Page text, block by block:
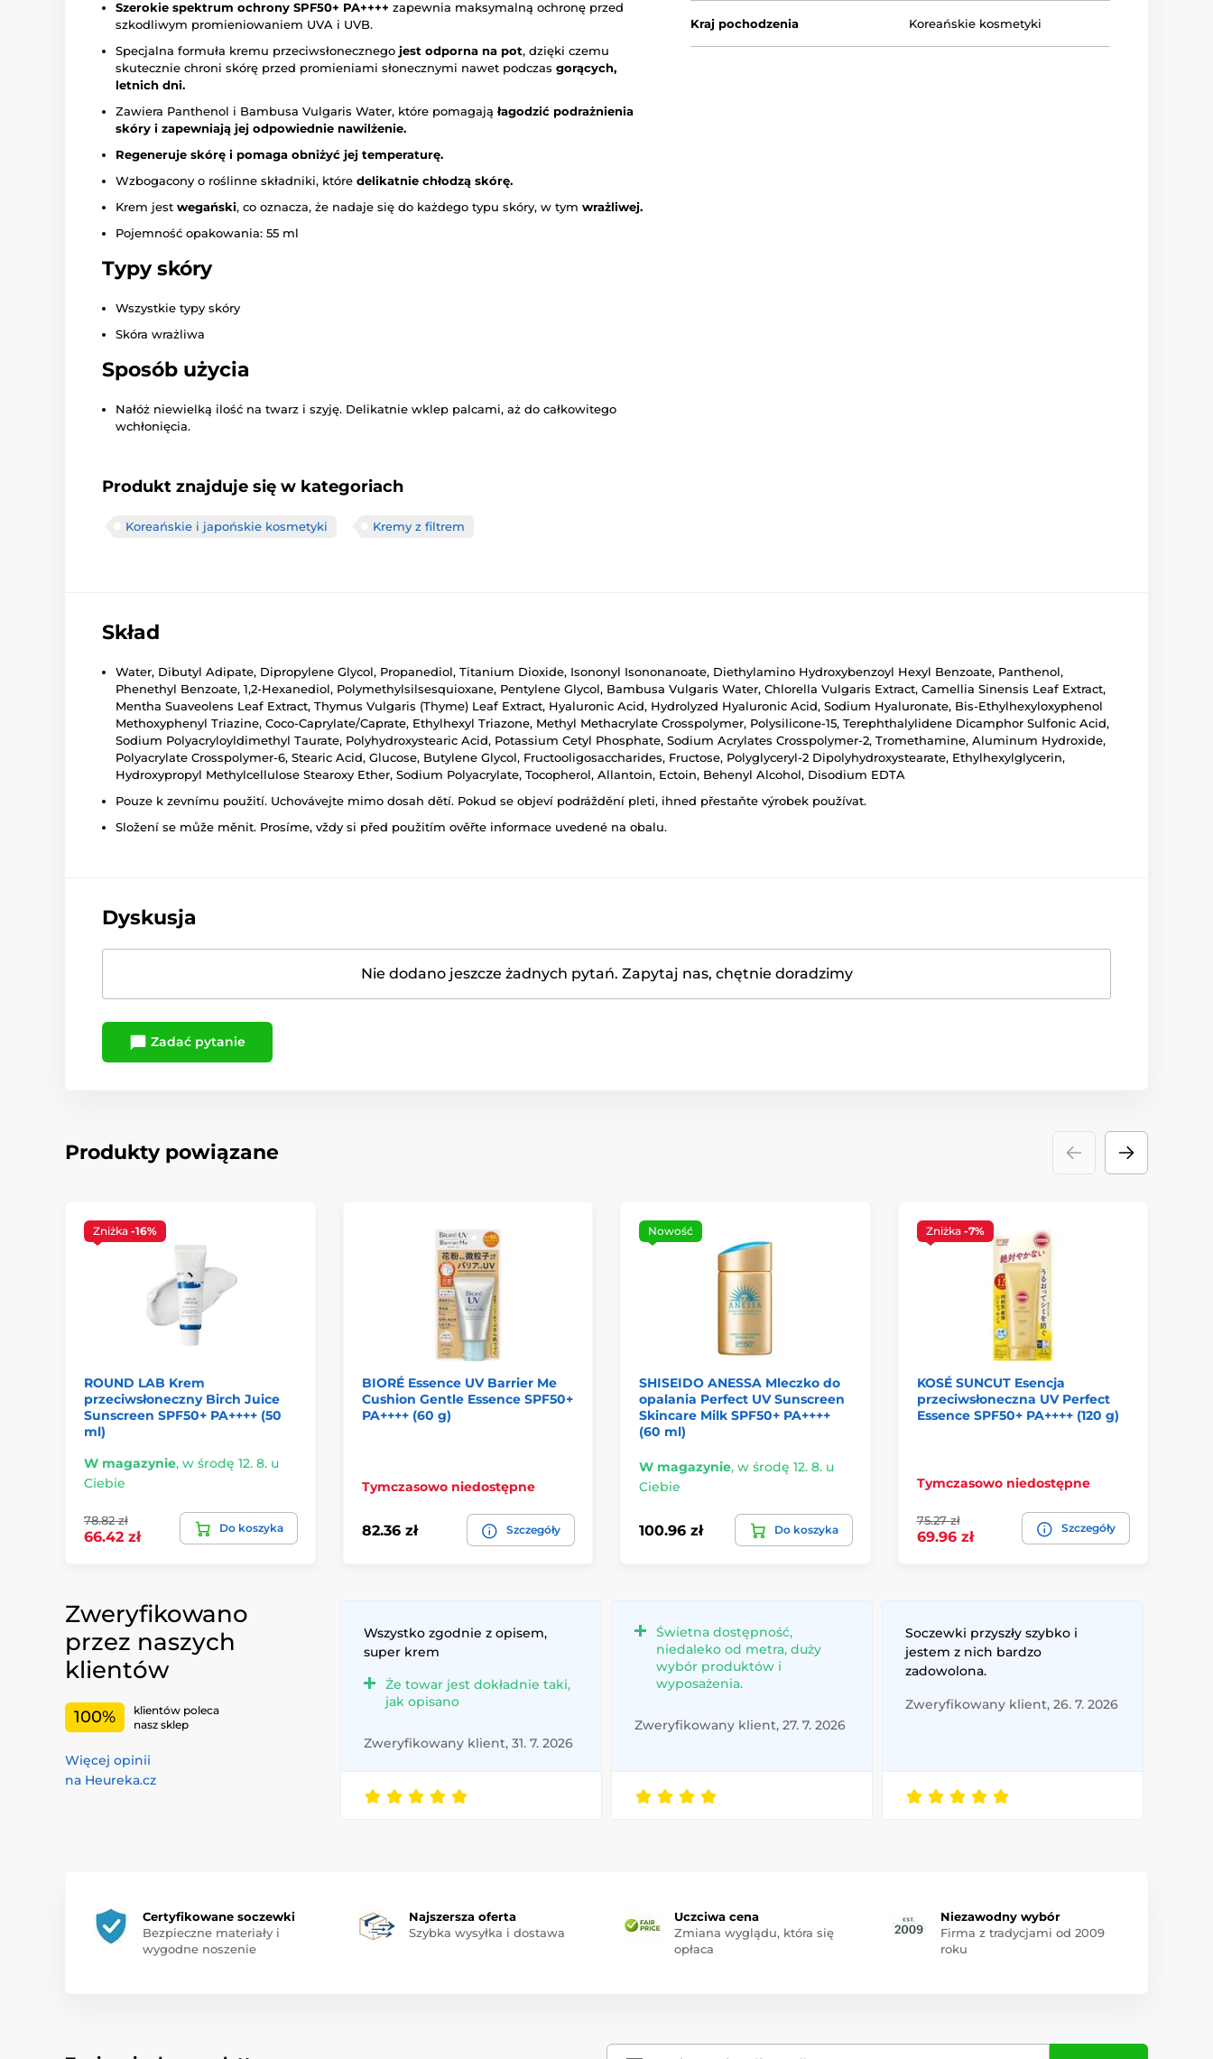
Szerokie spektrum ochrony SPF50+ PA++++ zapewnia maksymalną ochronę przed
szkodliwym promieniowaniem UVA i UVB.
Specjalna formuła kremu przeciwsłonecznego jest odporna na pot, dzięki czemu
skutecznie chroni skórę przed promieniami słonecznymi nawet podczas gorących,
letnich dni.
Zawiera Panthenol i Bambusa Vulgaris Water, które pomagają łagodzić podrażnienia
skóry i zapewniają jej odpowiednie nawilżenie.
Regeneruje skórę i pomaga obniżyć jej temperaturę.
Wzbogacony o roślinne składniki, które delikatnie chłodzą skórę.
Krem jest wegański, co oznacza, że nadaje się do każdego typu skóry, w tym wrażliwej.
Pojemność opakowania: 55 ml
Typy skóry
Wszystkie typy skóry
Skóra wrażliwa
Sposób użycia
Nałóż niewielką ilość na twarz i szyję. Delikatnie wklep palcami, aż do całkowitego
wchłonięcia.
Produkt znajduje się w kategoriach
Koreańskie i japońskie kosmetyki Kremy z filtrem
Kraj pochodzenia Koreańskie kosmetyki
Skład
Water, Dibutyl Adipate, Dipropylene Glycol, Propanediol, Titanium Dioxide, Isononyl Isononanoate, Diethylamino Hydroxybenzoyl Hexyl Benzoate, Panthenol,
Phenethyl Benzoate, 1,2-Hexanediol, Polymethylsilsesquioxane, Pentylene Glycol, Bambusa Vulgaris Water, Chlorella Vulgaris Extract, Camellia Sinensis Leaf Extract,
Mentha Suaveolens Leaf Extract, Thymus Vulgaris (Thyme) Leaf Extract, Hyaluronic Acid, Hydrolyzed Hyaluronic Acid, Sodium Hyaluronate, Bis-Ethylhexyloxyphenol
Methoxyphenyl Triazine, Coco-Caprylate/Caprate, Ethylhexyl Triazone, Methyl Methacrylate Crosspolymer, Polysilicone-15, Terephthalylidene Dicamphor Sulfonic Acid,
Sodium Polyacryloyldimethyl Taurate, Polyhydroxystearic Acid, Potassium Cetyl Phosphate, Sodium Acrylates Crosspolymer-2, Tromethamine, Aluminum Hydroxide,
Polyacrylate Crosspolymer-6, Stearic Acid, Glucose, Butylene Glycol, Fructooligosaccharides, Fructose, Polyglyceryl-2 Dipolyhydroxystearate, Ethylhexylglycerin,
Hydroxypropyl Methylcellulose Stearoxy Ether, Sodium Polyacrylate, Tocopherol, Allantoin, Ectoin, Behenyl Alcohol, Disodium EDTA
Pouze k zevnímu použití. Uchovávejte mimo dosah dětí. Pokud se objeví podráždění pleti, ihned přestaňte výrobek používat.
Složení se může měnit. Prosíme, vždy si před použitím ověřte informace uvedené na obalu.
Dyskusja
Nie dodano jeszcze żadnych pytań. Zapytaj nas, chętnie doradzimy
Zadać pytanie
Produkty powiązane
Zniżka -16%
ROUND LAB Krem
przeciwsłoneczny Birch Juice
Sunscreen SPF50+ PA++++ (50
ml)
W magazynie, w środę 12. 8. u
Ciebie
78.82 zł
66.42 zł
Do koszyka
BIORÉ Essence UV Barrier Me
Cushion Gentle Essence SPF50+
PA++++ (60 g)
Tymczasowo niedostępne
82.36 zł Szczegóły
Nowość
SHISEIDO ANESSA Mleczko do
opalania Perfect UV Sunscreen
Skincare Milk SPF50+ PA++++
(60 ml)
W magazynie, w środę 12. 8. u
Ciebie
100.96 zł Do koszyka
Zniżka -7%
KOSÉ SUNCUT Esencja
przeciwsłoneczna UV Perfect
Essence SPF50+ PA++++ (120 g)
Tymczasowo niedostępne
75.27 zł
69.96 zł
Szczegóły
Zweryfikowano
przez naszych
klientów
100%
klientów poleca
nasz sklep
Więcej opinii
na Heureka.cz
Wszystko zgodnie z opisem,
super krem
Że towar jest dokładnie taki,
jak opisano
Zweryfikowany klient, 31. 7. 2026
Świetna dostępność,
niedaleko od metra, duży
wybór produktów i
wyposażenia.
Zweryfikowany klient, 27. 7. 2026
Soczewki przyszły szybko i
jestem z nich bardzo
zadowolona.
Zweryfikowany klient, 26. 7. 2026
Certyfikowane soczewki
Bezpieczne materiały i
wygodne noszenie
Najszersza oferta
Szybka wysyłka i dostawa
Uczciwa cena
Zmiana wyglądu, która się
opłaca
Niezawodny wybór
Firma z tradycjami od 2009
roku